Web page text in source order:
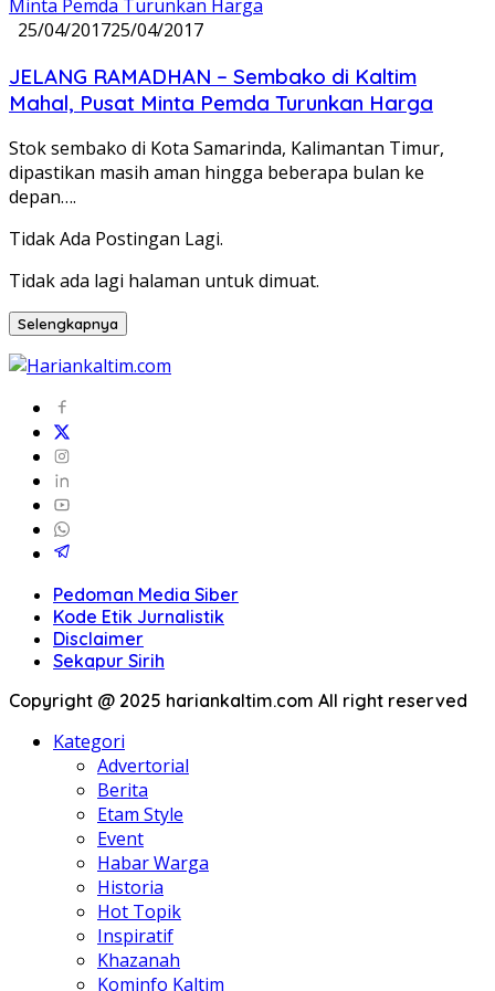
25/04/201725/04/2017
JELANG RAMADHAN – Sembako di Kaltim
Mahal, Pusat Minta Pemda Turunkan Harga
Stok sembako di Kota Samarinda, Kalimantan Timur,
dipastikan masih aman hingga beberapa bulan ke
depan….
Tidak Ada Postingan Lagi.
Tidak ada lagi halaman untuk dimuat.
Selengkapnya
Pedoman Media Siber
Kode Etik Jurnalistik
Disclaimer
Sekapur Sirih
Copyright @ 2025 hariankaltim.com All right reserved
Kategori
Advertorial
Berita
Etam Style
Event
Habar Warga
Historia
Hot Topik
Inspiratif
Khazanah
Kominfo Kaltim